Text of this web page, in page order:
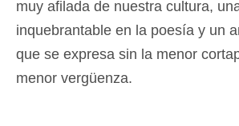
muy afilada de nuestra cultura,
inquebrantable en la poesía y un
que se expresa sin la menor
menor vergüenza.